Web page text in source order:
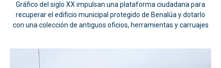
Gráfico del siglo XX impulsan una plataforma ciudadana para
recuperar el edificio municipal protegido de Benalúa y dotarlo
con una colección de antiguos oficios, herramientas y carruajes